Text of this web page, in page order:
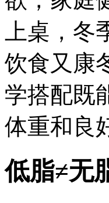
上桌，
饮食又康
学搭配既
体重和良
低脂≠无